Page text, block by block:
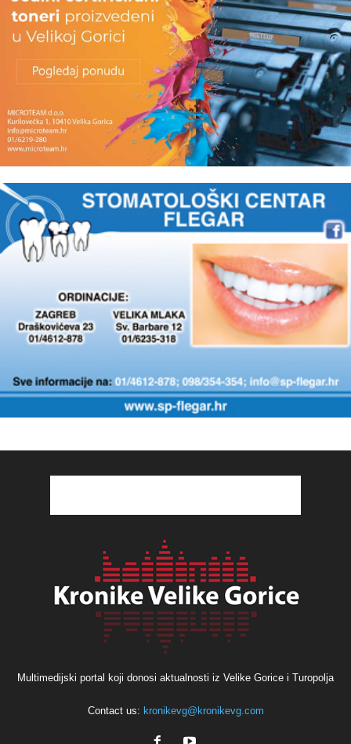
Multimedijski portal koji donosi aktualnosti iz Velike Gorice i Turopolja
Contact us: kronikevg@kronikevg.com